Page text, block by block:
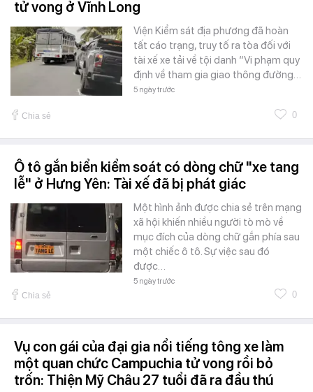
tử vong ở Vĩnh Long
Viện Kiểm sát địa phương đã hoàn
tất cáo trạng, truy tố ra tòa đối với
tài xế xe tải về tội danh “Vi phạm quy
định về tham gia giao thông đường…
5 ngày trước
Chia sẻ 0
Ô tô gắn biển kiểm soát có dòng chữ "xe tang
lễ" ở Hưng Yên: Tài xế đã bị phát giác
Một hình ảnh được chia sẻ trên mạng
xã hội khiến nhiều người tò mò về
mục đích của dòng chữ gắn phía sau
một chiếc ô tô. Sự việc sau đó
được…
5 ngày trước
Chia sẻ 0
Vụ con gái của đại gia nổi tiếng tông xe làm
một quan chức Campuchia tử vong rồi bỏ
trốn: Thiện Mỹ Châu 27 tuổi đã ra đầu thú